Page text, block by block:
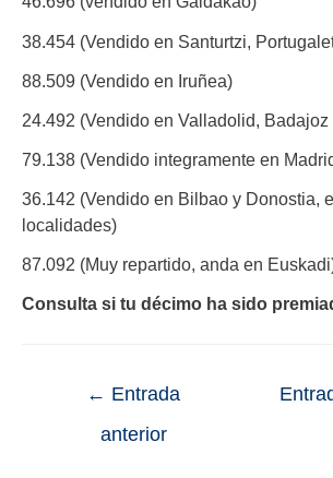
38.454 (Vendido en Santurtzi,
88.509 (Vendido en Iruñea)
24.492 (Vendido en Valladolid, Badajoz
79.138 (Vendido integramente en
36.142 (Vendido en Bilbao y Donostia,
localidades)
87.092 (Muy repartido, anda en
Consulta si tu décimo ha sido
← Entrada
anterior